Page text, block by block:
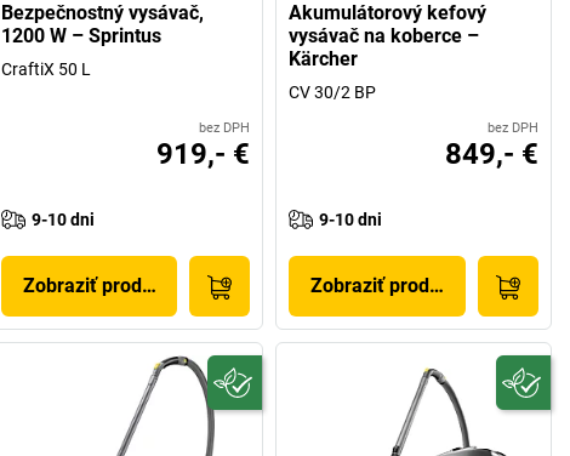
Bezpečnostný vysávač,
1200 W – Sprintus
CraftiX 50 L
bez DPH
919,- €
9-10 dni
Zobraziť produkt
Akumulátorový kefový
vysávač na koberce –
Kärcher
CV 30/2 BP
bez DPH
849,- €
9-10 dni
Zobraziť produkt